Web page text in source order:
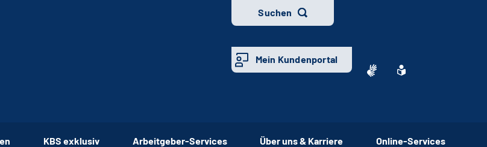
Suchen
Mein Kundenportal
KBS exklusiv Arbeitgeber-Services Über uns & Karriere Online-Services